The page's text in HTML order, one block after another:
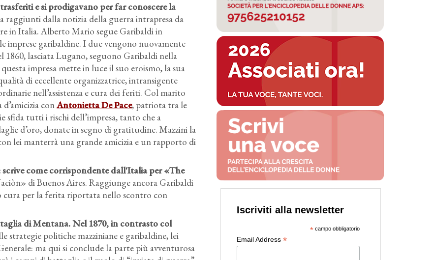
e si prodigavano per far conoscere la
raggiunti dalla notizia della guerra intrapresa da
in Italia. Alberto Mario segue Garibaldi in
imprese garibaldine. I due vengono nuovamente
1860, lasciata Lugano, seguono Garibaldi nella
impresa mette in luce il suo eroismo, la sua
di eccellente organizzatrice, intransigente
nell’assistenza e cura dei feriti. Col marito
conAntonietta De Pace, patriota tra le
tutti i rischi dell’impresa, tanto che a
d’oro, donate in segno di gratitudine. Mazzini la
lei manterrà una grande amicizia e un rapporto di
come corrispondente dall'Italia per «The
di Buenos Aires. Raggiunge ancora Garibaldi
cura per la ferita riportata nello scontro con
di Mentana. Nel 1870, in contrasto col
strategie politiche mazziniane e garibaldine, lei
ma qui si conclude la parte più avventurosa